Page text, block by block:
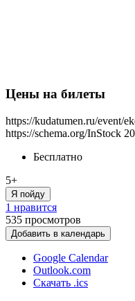
Цены на билеты
https://kudatumen.ru/event/
https://schema.org/InStock
Бесплатно
5+
Я пойду
1 нравится
535 просмотров
Добавить в календарь
Google Calendar
Outlook.com
Скачать .ics